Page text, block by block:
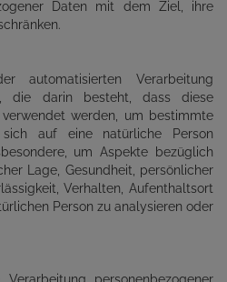
Daten mit dem Ziel, ihre
Verarbeitung
die darin besteht, dass diese
werden, um bestimmte
auf eine natürliche Person
um Aspekte bezüglich
Lage, Gesundheit, persönlicher
Verhalten, Aufenthaltsort
Person zu analysieren oder